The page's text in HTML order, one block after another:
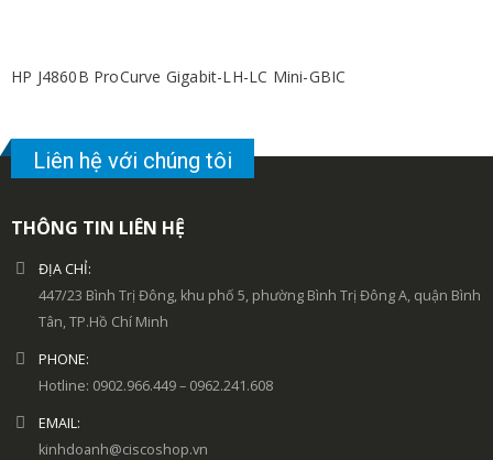
HP J4860B ProCurve Gigabit-LH-LC Mini-GBIC
Liên hệ với chúng tôi
THÔNG TIN LIÊN HỆ
ĐỊA CHỈ:
447/23 Bình Trị Đông, khu phố 5, phường Bình Trị Đông A, quận Bình
Tân, TP.Hồ Chí Minh
PHONE:
Hotline: 0902.966.449 – 0962.241.608
EMAIL:
kinhdoanh@ciscoshop.vn